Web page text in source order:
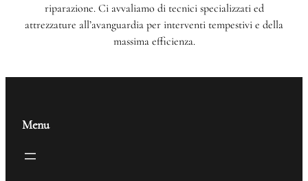
riparazione. Ci avvaliamo di tecnici specializzati ed
attrezzature all’avanguardia per interventi tempestivi e della
massima efficienza.
Menu